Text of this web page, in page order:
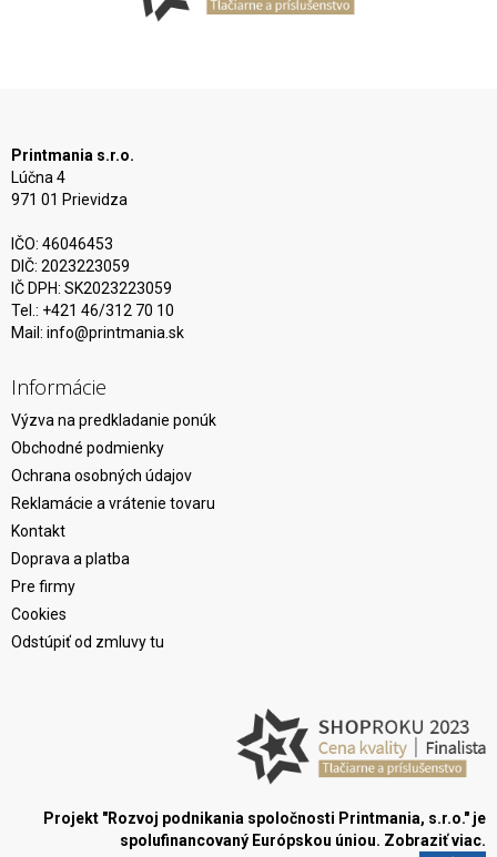
Printmania s.r.o.
Lúčna 4
971 01 Prievidza
IČO: 46046453
DIČ: 2023223059
IČ DPH: SK2023223059
Tel.: +421 46/312 70 10
Mail: info@printmania.sk
Informácie
Výzva na predkladanie ponúk
Obchodné podmienky
Ochrana osobných údajov
Reklamácie a vrátenie tovaru
Kontakt
Doprava a platba
Pre firmy
Cookies
Odstúpiť od zmluvy tu
Projekt "Rozvoj podnikania spoločnosti Printmania, s.r.o." je
spolufinancovaný Európskou úniou. Zobraziť viac.